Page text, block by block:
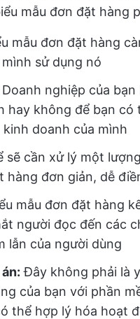
mẫu đơn đặt hàng
mẫu đơn đặt hàng
sử dụng nó
Doanh nghiệp của
hay không để bạn có
doanh của mình
sẽ cần xử lý một
hàng đơn giản, dễ
mẫu đơn đặt hàng
người đọc đến các
lẫn của người dùng
Đây không phải là
của bạn với phần
thể hợp lý hóa hoạt